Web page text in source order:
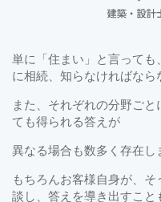
単に「住まい」と言って
に相続、知らなければなら
また、それぞれの分野ご
ても得られる答えが
異なる場合も数多く存在し
もちろんお客様自身が、
談し、答えを導き出すこと